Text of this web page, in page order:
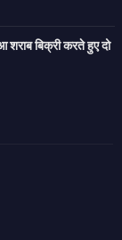
शराब बिक्री करते हुए दो